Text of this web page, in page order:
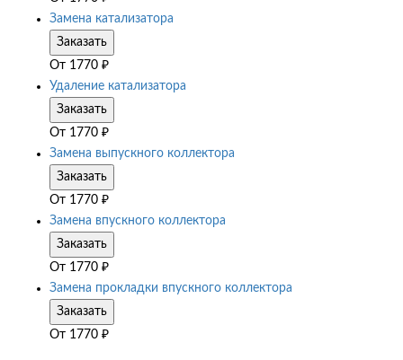
Замена катализатора
Заказать
От 1770 ₽
Удаление катализатора
Заказать
От 1770 ₽
Замена выпускного коллектора
Заказать
От 1770 ₽
Замена впускного коллектора
Заказать
От 1770 ₽
Замена прокладки впускного коллектора
Заказать
От 1770 ₽